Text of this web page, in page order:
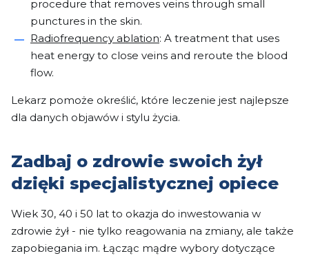
procedure that removes veins through small
punctures in the skin.
Radiofrequency ablation: A treatment that uses
heat energy to close veins and reroute the blood
flow.
Lekarz pomoże określić, które leczenie jest najlepsze
dla danych objawów i stylu życia.
Zadbaj o zdrowie swoich żył
dzięki specjalistycznej opiece
Wiek 30, 40 i 50 lat to okazja do inwestowania w
zdrowie żył - nie tylko reagowania na zmiany, ale także
zapobiegania im. Łącząc mądre wybory dotyczące